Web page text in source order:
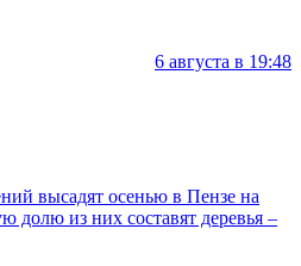
6 августа в 19:48
высадят осенью в Пензе на
долю из них составят деревья –